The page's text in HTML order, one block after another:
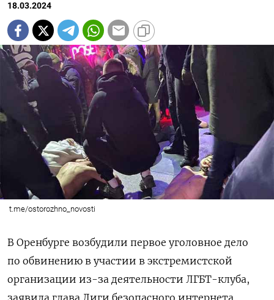
18.03.2024
t.me/ostorozhno_novosti
В Оренбурге возбудили первое уголовное дело
по обвинению в участии в экстремистской
организации из-за деятельности ЛГБТ-клуба,